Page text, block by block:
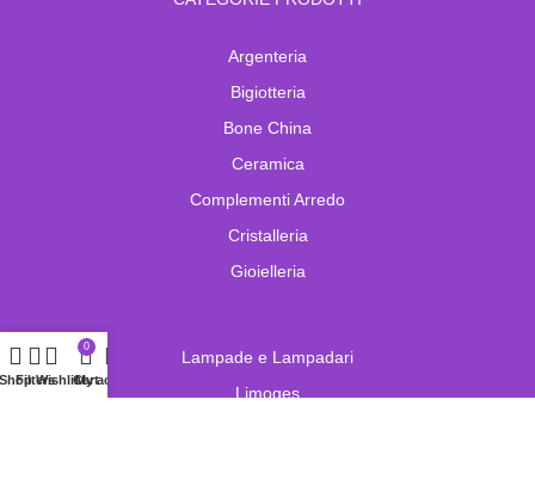
Argenteria
Bigiotteria
Bone China
Ceramica
Complementi Arredo
Cristalleria
Gioielleria
Lampade e Lampadari
Limoges
ShopFiltersWishlist
0
Cart
My account